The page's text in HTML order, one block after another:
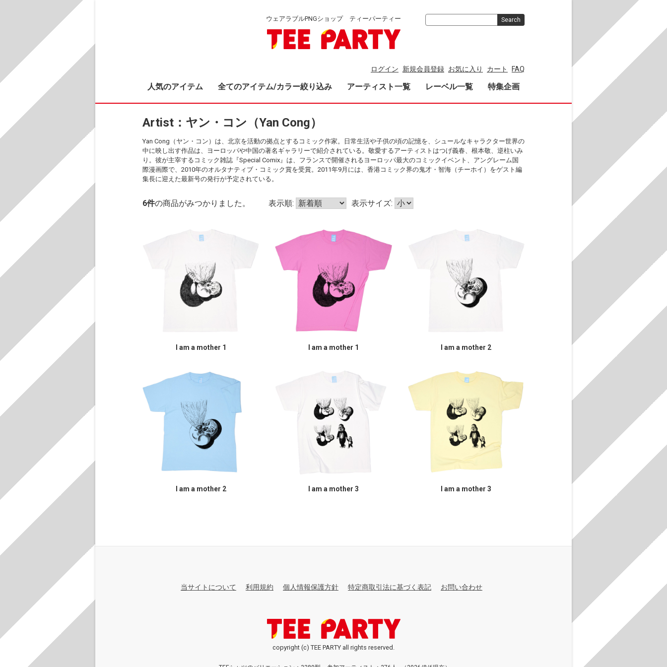
ウェアラブルPNGショップ ティーパーティー
ログイン 新規会員登録 お気に入り カート FAQ
人気のアイテム 全てのアイテム/カラー絞り込み アーティスト一覧 レーベル一覧 特集企画
Search
Artist：ヤン・コン（Yan Cong）
Yan Cong（ヤン・コン）は、北京を活動の拠点とするコミック作家。日常生活や子供の頃の記憶を、シュールなキャラクター世界の
中に映し出す作品は、ヨーロッパや中国の著名ギャラリーで紹介されている。敬愛するアーティストはつげ義春、根本敬、逆柱いみ
り。彼が主宰するコミック雑誌『Special Comix』は、フランスで開催されるヨーロッパ最大のコミックイベント、アングレーム国
際漫画際で、2010年のオルタナティブ・コミック賞を受賞。2011年9月には、香港コミック界の鬼才・智海（チーホイ）をゲスト編
集長に迎えた最新号の発行が予定されている。
6件の商品がみつかりました。 表示順: 表示サイズ:
I am a mother 1 I am a mother 1 I am a mother 2
I am a mother 2 I am a mother 3 I am a mother 3
当サイトについて 利用規約 個人情報保護方針 特定商取引法に基づく表記 お問い合わせ
copyright (c) TEE PARTY all rights reserved.